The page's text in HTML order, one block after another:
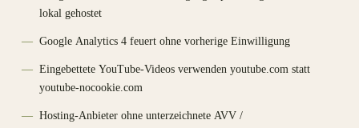
lokal gehostet
Google Analytics 4 feuert ohne vorherige Einwilligung
Eingebettete YouTube-Videos verwenden youtube.com statt
youtube-nocookie.com
Hosting-Anbieter ohne unterzeichnete AVV /